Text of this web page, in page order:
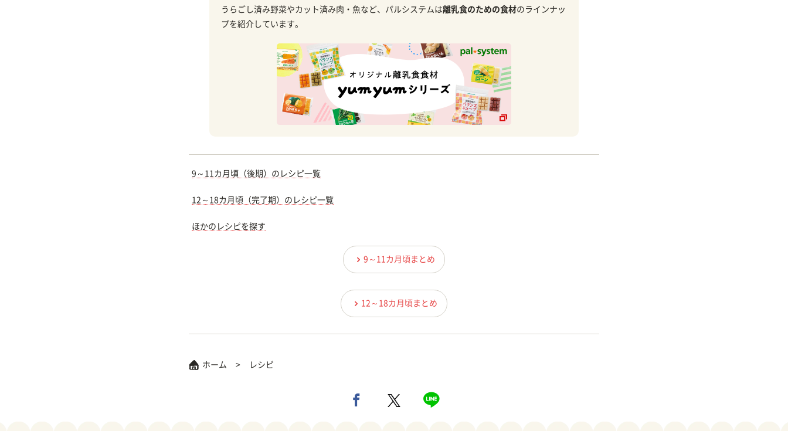
うらごし済み野菜やカット済み肉・魚など、パルシステムは離乳食のための食材のラインナッ
プを紹介しています。
9～11カ月頃（後期）のレシピ一覧
12～18カ月頃（完了期）のレシピ一覧
ほかのレシピを探す
9～11カ月頃まとめ
12～18カ月頃まとめ
ホーム レシピ